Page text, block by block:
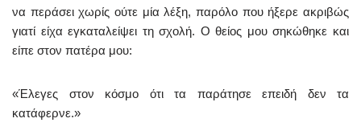
να περάσει χωρίς ούτε μία λέξη, παρόλο που ήξερε ακριβώς
γιατί είχα εγκαταλείψει τη σχολή. Ο θείος μου σηκώθηκε και
είπε στον πατέρα μου:
«Έλεγες στον κόσμο ότι τα παράτησε επειδή δεν τα
κατάφερνε.»